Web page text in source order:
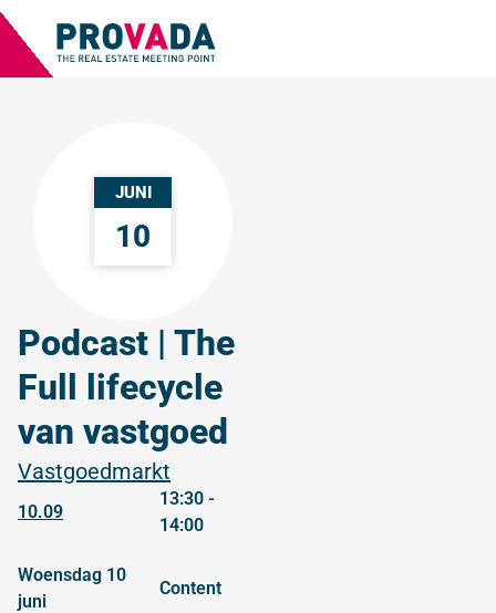
JUNI
10
Podcast | The
Full lifecycle
van vastgoed
Vastgoedmarkt
10.09
13:30 -
14:00
woensdag 10
juni
content